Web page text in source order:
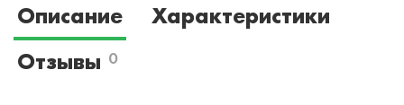
Описание
Характеристики
Отзывы 0